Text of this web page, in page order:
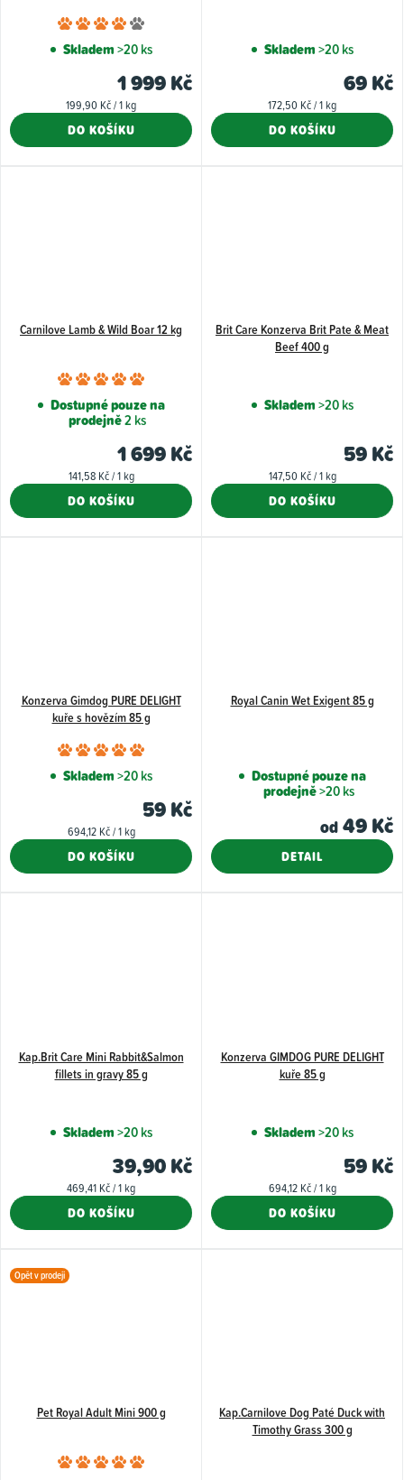
Průměrné
hodnocení
je
4,0
5
Skladem>20 ks
1 999 Kč
Měrná
199,90 Kč / 1 kg
DO KOŠÍKU
Skladem>20 ks
69 Kč
Měrná
172,50 Kč / 1 kg
DO KOŠÍKU
Carnilove Lamb & Wild Boar 12 kg
Průměrné
hodnocení
produktu
je
5,0
z
Dostupné pouze na
prodejně2 ks
1 699 Kč
Měrná
141,58 Kč / 1 kg
DO KOŠÍKU
Brit Care Konzerva Brit Pate & Meat
Beef 400 g
Skladem>20 ks
59 Kč
Měrná
147,50 Kč / 1 kg
DO KOŠÍKU
Konzerva Gimdog PURE DELIGHT
kuře s hovězím 85 g
Průměrné
hodnocení
je
5,0
Skladem>20 ks
59 Kč
Měrná
694,12 Kč / 1 kg
DO KOŠÍKU
Royal Canin Wet Exigent 85 g
Dostupné pouze na
prodejně>20 ks
od49 Kč
DETAIL
Kap.Brit Care Mini Rabbit&Salmon
fillets in gravy 85 g
Skladem>20 ks
39,90 Kč
Měrná
469,41 Kč / 1 kg
DO KOŠÍKU
Konzerva GIMDOG PURE DELIGHT
kuře 85 g
Skladem>20 ks
59 Kč
Měrná
694,12 Kč / 1 kg
DO KOŠÍKU
Opět v prodeji
Pet Royal Adult Mini 900 g
Průměrné
Kap.Carnilove Dog Paté Duck with
Timothy Grass 300 g